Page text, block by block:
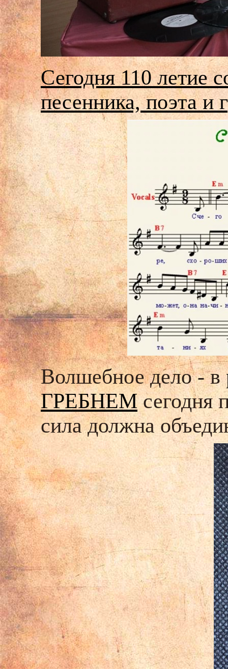
Сегодня 110 летие
песенника, поэта и
Волшебное дело - в
ГРЕБНЕМсегодня
сила должна